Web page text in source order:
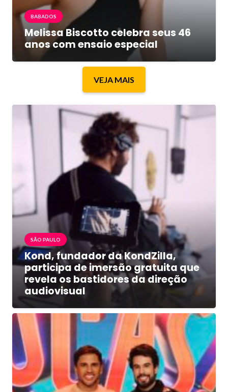
BABADOS
Melissa Biscotto celebra seus 46
anos com ensaio especial
VEJA MAIS
SÃO PAULO
Kond, fundador da KondZilla,
participa de imersão gratuita que
revela os bastidores da direção
audiovisual